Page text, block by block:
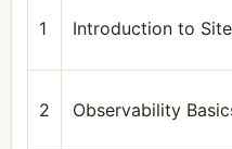
1 Introduction to
2 Observability